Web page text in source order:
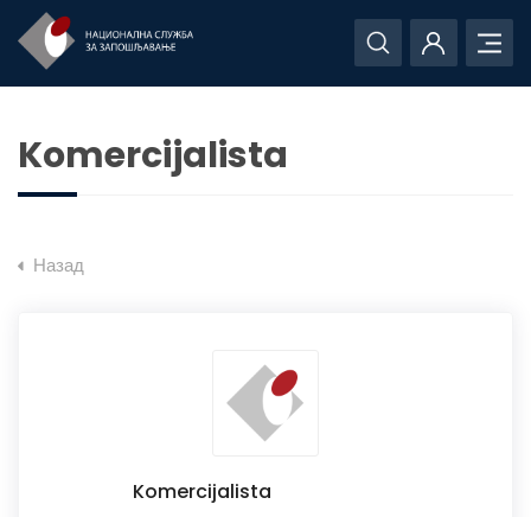
Komercijalista
Назад
Komercijalista